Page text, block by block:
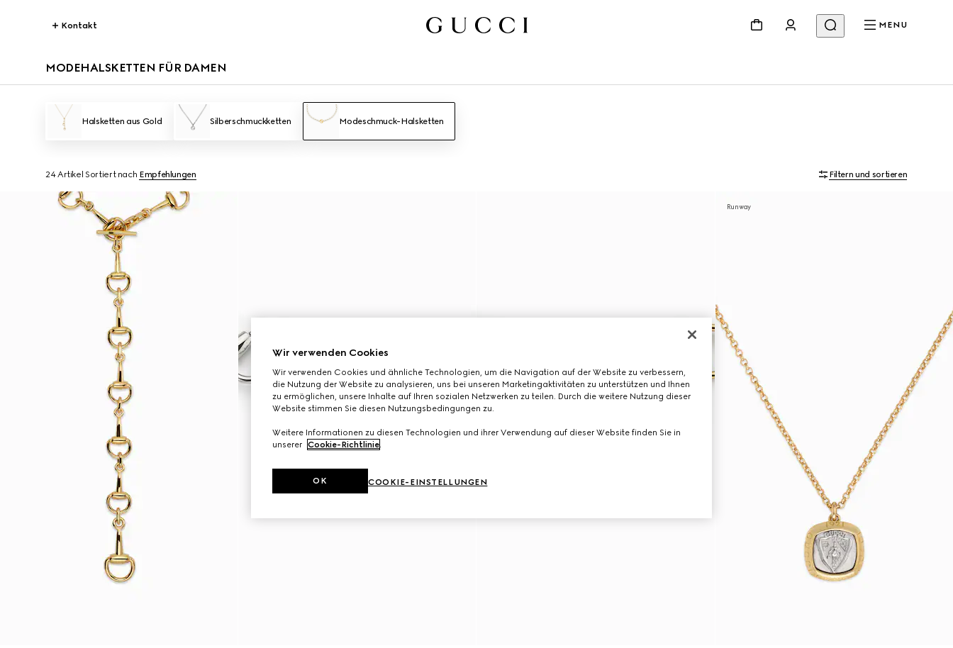
Kontakt MENU
MODEHALSKETTEN FÜR DAMEN
Halsketten aus Gold Silberschmuckketten Modeschmuck-Halsketten
24 Artikel Sortiert nach Empfehlungen Filtern und sortieren
Runway
Wir verwenden Cookies
Wir verwenden Cookies und ähnliche Technologien, um die Navigation auf der Website zu verbessern,
die Nutzung der Website zu analysieren, uns bei unseren Marketingaktivitäten zu unterstützen und Ihnen
zu ermöglichen, unsere Inhalte auf Ihren sozialen Netzwerken zu teilen. Durch die weitere Nutzung dieser
Website stimmen Sie diesen Nutzungsbedingungen zu.
Weitere Informationen zu diesen Technologien und ihrer Verwendung auf dieser Website finden Sie in
unserer Cookie-Richtlinie.
COOKIE-EINSTELLUNGEN
OK